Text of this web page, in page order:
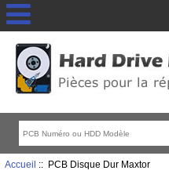
Accueil :: PCB Disque Dur Maxtor